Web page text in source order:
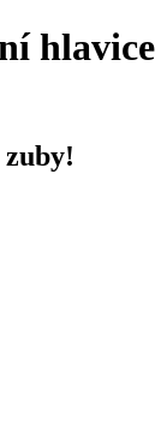
hlavice
zuby!